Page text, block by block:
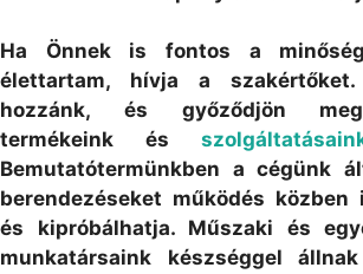
Ha Önnek is fontos a
élettartam, hívja a
hozzánk, és győződjön meg
termékeink és
Bemutatótermünkben a cégünk
berendezéseket működés
és kipróbálhatja. Műszaki és
munkatársaink készséggel